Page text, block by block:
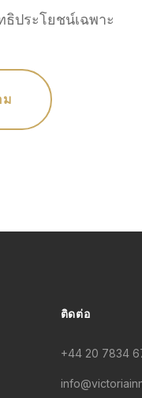
ประโยชน์เฉพาะ
ม
ติดต่อ
+44 20 7834